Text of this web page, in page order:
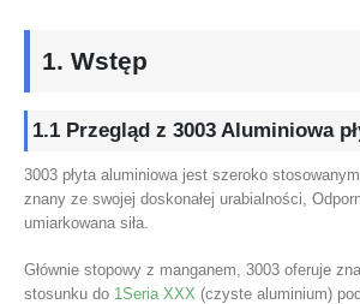
1. Wstęp
1.1 Przegląd z 3003 Aluminiowa
3003 płyta aluminiowa jest szeroko
znany ze swojej doskonałej urabialności,
umiarkowana siła.
Głównie stopowy z manganem, 3003 oferuje
stosunku do 1Seria XXX (czyste aluminium)